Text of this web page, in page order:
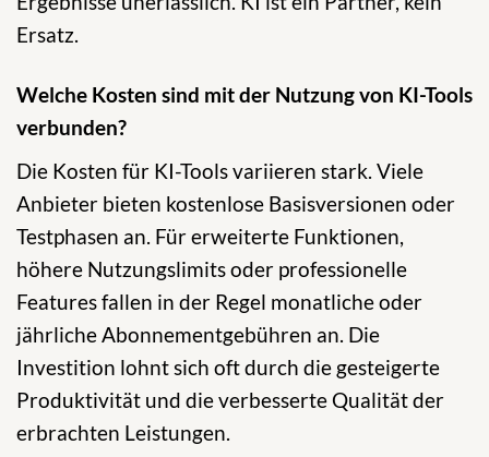
Ersatz.
Welche Kosten sind mit der Nutzung von KI-Tools
verbunden?
Die Kosten für KI-Tools variieren stark. Viele
Anbieter bieten kostenlose Basisversionen oder
Testphasen an. Für erweiterte Funktionen,
höhere Nutzungslimits oder professionelle
Features fallen in der Regel monatliche oder
jährliche Abonnementgebühren an. Die
Investition lohnt sich oft durch die gesteigerte
Produktivität und die verbesserte Qualität der
erbrachten Leistungen.